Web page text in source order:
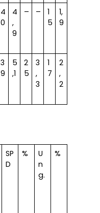
4
0
4
,
9
– –
1
5
1,
9
3
9
5
,1
2
5
3
,
3
1
7
2
,
2
SP
D
%
U
n
g.
%